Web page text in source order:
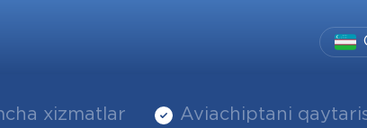
xizmatlar Aviachiptani